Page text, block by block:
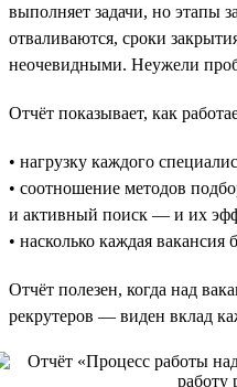
выполняет задачи, но этапы
отваливаются, сроки
неочевидными. Неужели
Отчёт показывает, как
• нагрузку каждого
• соотношение методов
и активный поиск — и их
• насколько каждая вакансия
Отчёт полезен, когда над
рекрутеров — виден вклад